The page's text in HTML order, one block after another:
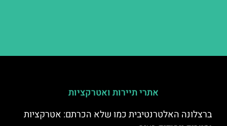
אתרי תיירות ואטרקציות
ברצלונה האלטרנטיבית כמו שלא הכרתם: אטרקציות